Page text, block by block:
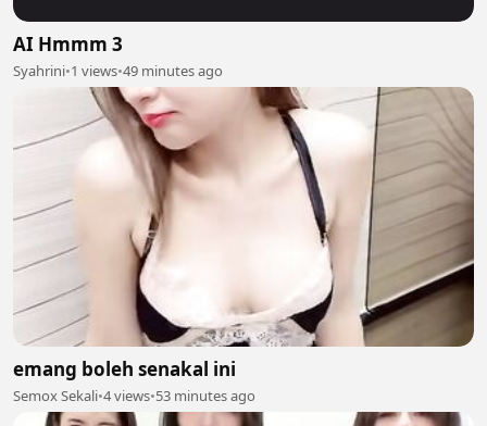
AI Hmmm 3
Syahrini•1 views•49 minutes ago
emang boleh senakal ini
Semox Sekali•4 views•53 minutes ago